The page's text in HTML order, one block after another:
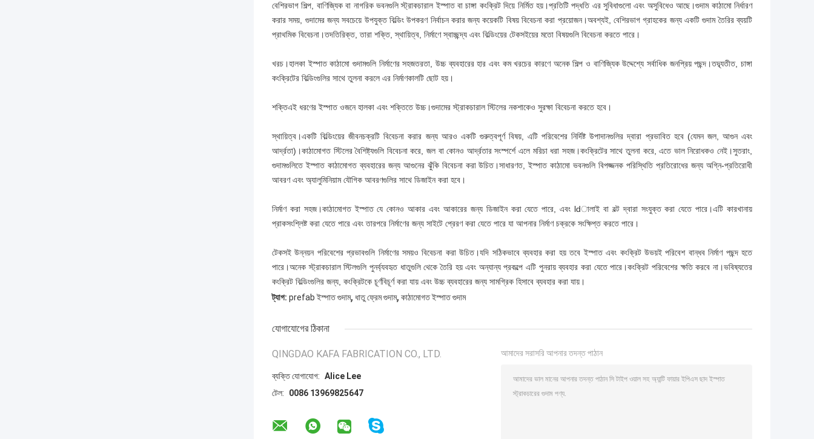
বেশিরভাগ শিল্প, বাণিজ্যিক বা নাগরিক ভবনগুলি স্ট্রাকচারাল ইস্পাত বা চাঙ্গা কংক্রিট দিয়ে নির্মিত হয়।প্রতিটি পদ্ধতি এর সুবিধাগুলো এবং অসুবিধেও আছে।গুদাম কাঠামো নির্ধারণ
করার সময়, গুদামের জন্য সবচেয়ে উপযুক্ত বিল্ডিং উপকরণ নির্বাচন করার জন্য কয়েকটি বিষয় বিবেচনা করা প্রয়োজন।অবশ্যই, বেশিরভাগ গ্রাহকের জন্য একটি গুদাম তৈরির ব্যয়টি
প্রাথমিক বিবেচনা।তদতিরিক্ত, তারা শক্তি, স্থায়িত্ব, নির্মাণে স্বাচ্ছন্দ্য এবং বিল্ডিংয়ের টেকসইয়ের মতো বিষয়গুলি বিবেচনা করতে পারে।
খরচ।হালকা ইস্পাত কাঠামো গুদামগুলি নির্মাণের সহজতরতা, উচ্চ ব্যবহারের হার এবং কম খরচের কারণে অনেক শিল্প ও বাণিজ্যিক উদ্দেশ্যে সর্বাধিক জনপ্রিয় পছন্দ।তদ্ব্যতীত, চাঙ্গা
কংক্রিটের বিল্ডিংগুলির সাথে তুলনা করলে এর নির্মাণকালটি ছোট হয়।
শক্তিএই ধরণের ইস্পাত ওজনে হালকা এবং শক্তিতে উচ্চ।গুদামের স্ট্রাকচারাল স্টিলের নকশাকেও সুরক্ষা বিবেচনা করতে হবে।
স্থায়িত্ব।একটি বিল্ডিংয়ের জীবনচক্রটি বিবেচনা করার জন্য আরও একটি গুরুত্বপূর্ণ বিষয়, এটি পরিবেশের নির্দিষ্ট উপাদানগুলির দ্বারা প্রভাবিত হবে (যেমন জল, আগুন এবং
আর্দ্রতা)।কাঠামোগত স্টিলের বৈশিষ্ট্যগুলি বিবেচনা করে, জল বা কোনও আর্দ্রতার সংস্পর্শে এলে মরিচা ধরা সহজ।কংক্রিটের সাথে তুলনা করে, এতে ভাল নিরোধকও নেই।সুতরাং,
গুদামগুলিতে ইস্পাত কাঠামোগত ব্যবহারের জন্য আগুনের ঝুঁকি বিবেচনা করা উচিত।সাধারণত, ইস্পাত কাঠামো ভবনগুলি বিপজ্জনক পরিস্থিতি প্রতিরোধের জন্য অগ্নি-প্রতিরোধী
আবরণ এবং অ্যালুমিনিয়াম যৌগিক আবরণগুলির সাথে ডিজাইন করা হবে।
নির্মাণ করা সহজ।কাঠামোগত ইস্পাত যে কোনও আকার এবং আকারের জন্য ডিজাইন করা যেতে পারে, এবং ldালাই বা বল্ট দ্বারা সংযুক্ত করা যেতে পারে।এটি কারখানায়
প্রাকসংশ্লিষ্ট করা যেতে পারে এবং তারপরে নির্মাণের জন্য সাইটে প্রেরণ করা যেতে পারে যা আপনার নির্মাণ চক্রকে সংক্ষিপ্ত করতে পারে।
টেকসই উন্নয়ন পরিবেশের প্রভাবগুলি নির্মাণের সময়ও বিবেচনা করা উচিত।যদি সঠিকভাবে ব্যবহার করা হয় তবে ইস্পাত এবং কংক্রিট উভয়ই পরিবেশ বান্ধব নির্মাণ পছন্দ হতে
পারে।অনেক স্ট্রাকচারাল স্টিলগুলি পুনর্ব্যবহৃত ধাতুগুলি থেকে তৈরি হয় এবং অন্যান্য প্রকল্পে এটি পুনরায় ব্যবহার করা যেতে পারে।কংক্রিট পরিবেশের ক্ষতি করবে না।ভবিষ্যতের
কংক্রিট বিল্ডিংগুলির জন্য, কংক্রিটকে চূর্ণবিচূর্ণ করা যায় এবং উচ্চ ব্যবহারের জন্য সামগ্রিক হিসাবে ব্যবহার করা যায়।
ট্যাগ: prefab ইস্পাত গুদাম, ধাতু ফ্রেম গুদাম, কাঠামোগত ইস্পাত গুদাম
যোগাযোগের ঠিকানা
QINGDAO KAFA FABRICATION CO., LTD.
ব্যক্তি যোগাযোগ: Alice Lee
টেল:
0086 13969825647
আমাদের সরাসরি আপনার তদন্ত পাঠান